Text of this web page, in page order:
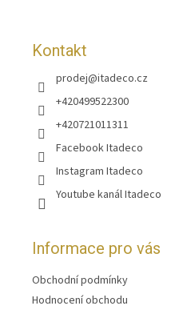
Kontakt
prodej@itadeco.cz
+420499522300
+420721011311
Facebook Itadeco
Instagram Itadeco
Youtube kanál Itadeco
Informace pro vás
Obchodní podmínky
Hodnocení obchodu